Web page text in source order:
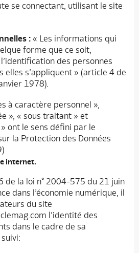
se connectant, utilisant le site
: « Les informations qui
forme que ce soit,
des personnes
elles s’appliquent » (article 4 de
1978).
à caractère personnel »,
», « sous traitant » et
ont le sens défini par le
la Protection des Données
internet.
de la loi n° 2004-575 du 21 juin
dans l’économie numérique, il
du site
l’identité des
dans le cadre de sa